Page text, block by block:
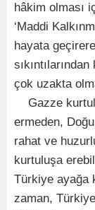
hâkim olması
‘Maddi
hayata
çok uzakta
Gazze
ermeden,
rahat ve
kurtuluşa
Türkiye ayağa
zaman,